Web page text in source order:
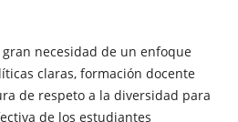
necesidad de un enfoque
claras, formación docente
de respeto a la diversidad para
de los estudiantes